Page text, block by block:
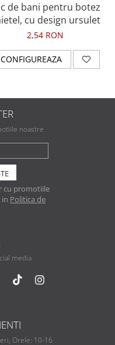
de bani pentru botez
cu design ursulet
2,54 RON
CONFIGUREAZA
noastre
cu promotiile
Politica de
media
Orele: 10-16